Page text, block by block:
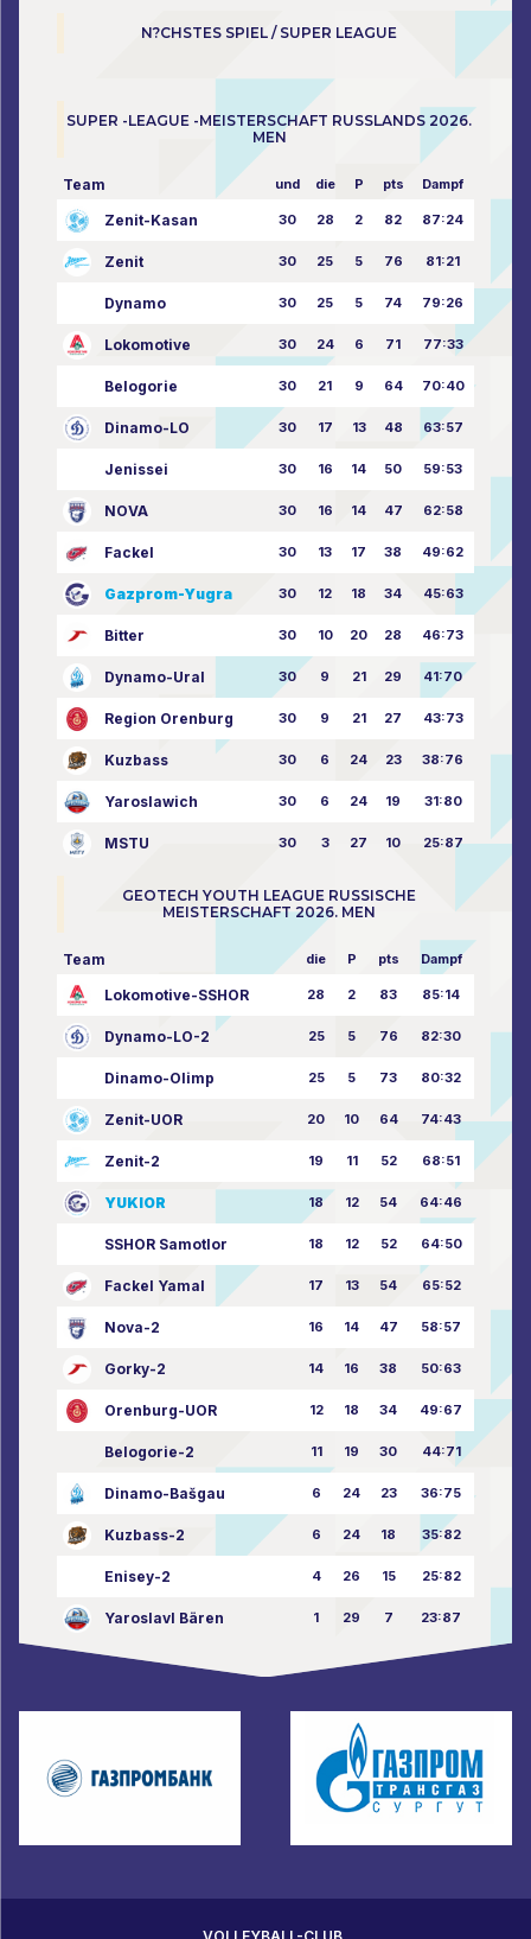
N?CHSTES SPIEL / SUPER LEAGUE
SUPER -LEAGUE -MEISTERSCHAFT RUSSLANDS 2026.
MEN
Team und die P pts Dampf
Zenit-Kasan 30 28 2 82 87:24
Zenit 30 25 5 76 81:21
Dynamo 30 25 5 74 79:26
Lokomotive 30 24 6 71 77:33
Belogorie 30 21 9 64 70:40
Dinamo-LO 30 17 13 48 63:57
Jenissei 30 16 14 50 59:53
NOVA 30 16 14 47 62:58
Fackel 30 13 17 38 49:62
Gazprom-Yugra 30 12 18 34 45:63
Bitter 30 10 20 28 46:73
Dynamo-Ural 30 9 21 29 41:70
Region Orenburg 30 9 21 27 43:73
Kuzbass 30 6 24 23 38:76
Yaroslawich 30 6 24 19 31:80
MSTU 30 3 27 10 25:87
GEOTECH YOUTH LEAGUE RUSSISCHE
MEISTERSCHAFT 2026. MEN
Team die P pts Dampf
Lokomotive-SSHOR 28 2 83 85:14
Dynamo-LO-2 25 5 76 82:30
Dinamo-Olimp 25 5 73 80:32
Zenit-UOR 20 10 64 74:43
Zenit-2 19 11 52 68:51
YUKIOR 18 12 54 64:46
SSHOR Samotlor 18 12 52 64:50
Fackel Yamal 17 13 54 65:52
Nova-2 16 14 47 58:57
Gorky-2 14 16 38 50:63
Orenburg-UOR 12 18 34 49:67
Belogorie-2 11 19 30 44:71
Dinamo-Bašgau 6 24 23 36:75
Kuzbass-2 6 24 18 35:82
Enisey-2 4 26 15 25:82
Yaroslavl Bären 1 29 7 23:87